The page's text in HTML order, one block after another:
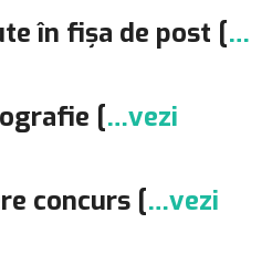
în fișa de post […
[…vezi
concurs […vezi